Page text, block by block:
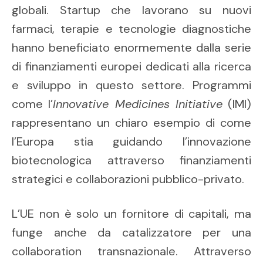
globali. Startup che lavorano su nuovi
farmaci, terapie e tecnologie diagnostiche
hanno beneficiato enormemente dalla serie
di finanziamenti europei dedicati alla ricerca
e sviluppo in questo settore. Programmi
come l’Innovative Medicines Initiative(IMI)
rappresentano un chiaro esempio di come
l’Europa stia guidando l’innovazione
biotecnologica attraverso finanziamenti
strategici e collaborazioni pubblico-privato.
L’UE non è solo un fornitore di capitali, ma
funge anche da catalizzatore per una
collaboration transnazionale. Attraverso